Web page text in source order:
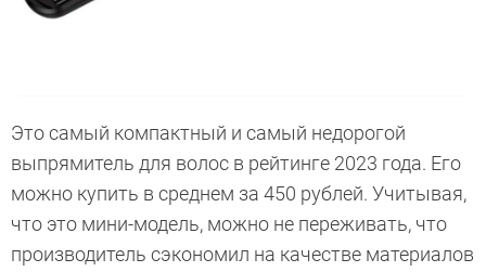
Это самый компактный и самый недорогой
выпрямитель для волос в рейтинге 2023 года. Его
можно купить в среднем за 450 рублей. Учитывая,
что это мини-модель, можно не переживать, что
производитель сэкономил на качестве материалов